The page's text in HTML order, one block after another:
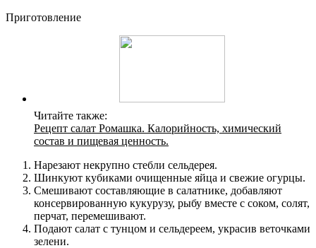
Приготовление
Читайте также:
Рецепт салат Ромашка. Калорийность, химический
состав и пищевая ценность.
Нарезают некрупно стебли сельдерея.
Шинкуют кубиками очищенные яйца и свежие огурцы.
Смешивают составляющие в салатнике, добавляют
консервированную кукурузу, рыбу вместе с соком, солят,
перчат, перемешивают.
Подают салат с тунцом и сельдереем, украсив веточками
зелени.